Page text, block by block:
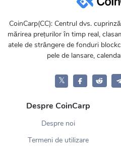
CoinCarp(CC): Centrul dvs.
mărirea prețurilor în timp real,
atele de strângere de fonduri
pele de lansare,
𝕏
Despre CoinCarp
Despre noi
Termeni de utilizare